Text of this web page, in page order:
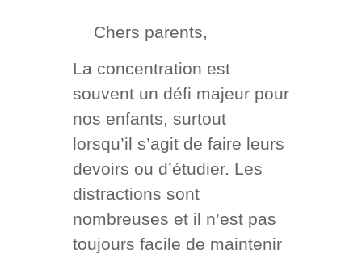
Chers parents,
La concentration est
souvent un défi majeur pour
nos enfants, surtout
lorsqu’il s’agit de faire leurs
devoirs ou d’étudier. Les
distractions sont
nombreuses et il n’est pas
toujours facile de maintenir